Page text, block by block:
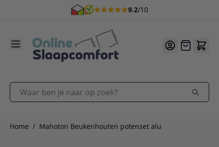
9.2/10
Offerte
Waar ben je naar op zoek?
Home / Mahoton Beukenhouten potenset alu